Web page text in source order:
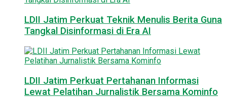
LDII Jatim Perkuat Teknik Menulis Berita Guna
Tangkal Disinformasi di Era AI
LDII Jatim Perkuat Pertahanan Informasi
Lewat Pelatihan Jurnalistik Bersama Kominfo